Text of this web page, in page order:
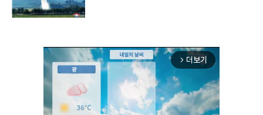
arrow_forward_ios 더보기